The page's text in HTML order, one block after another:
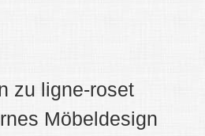
zu ligne-roset
Möbeldesign